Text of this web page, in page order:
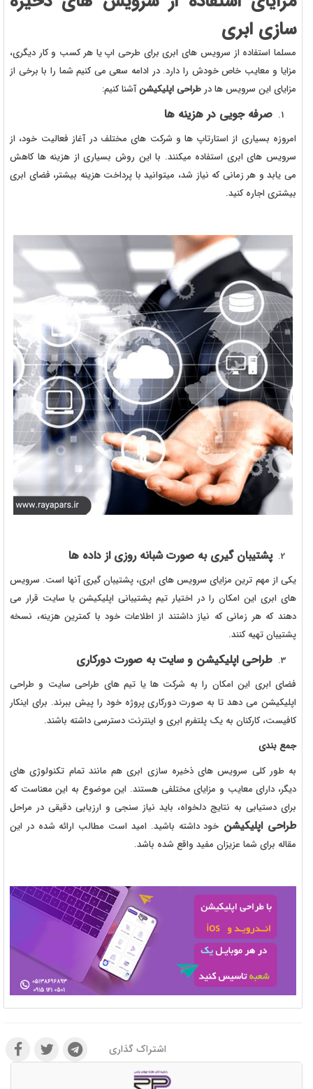
سازی ابری
مسلما استفاده از سرویس های ابری برای طرحی اپ یا هر کسب و کار دیگری،
مزایا و معایب خاص خودش را دارد. در ادامه سعی می کنیم شما را با برخی از
مزایای این سرویس ها در طراحی اپلیکیشنآشنا کنیم:
صرفه جویی در هزینه ها
امروزه بسیاری از استارتاپ ها و شرکت های مختلف در آغاز فعالیت خود، از
سرویس های ابری استفاده میکنند. با این روش بسیاری از هزینه ها کاهش
می یابد و هر زمانی که نیاز شد، میتوانید با پرداخت هزینه بیشتر، فضای ابری
بیشتری اجاره کنید.
پشتیبان گیری به صورت شبانه روزی از داده ها
یکی از مهم ترین مزایای سرویس های ابری، پشتیبان گیری آنها است. سرویس
های ابری این امکان را در اختیار تیم پشتیبانی اپلیکیشن یا سایت قرار می
دهند که هر زمانی که نیاز داشتند از اطلاعات خود با کمترین هزینه، نسخه
پشتیبان تهیه کنند.
طراحی اپلیکیشن و سایت به صورت دورکاری
فضای ابری این امکان را به شرکت ها یا تیم های طراحی سایت و طراحی
اپلیکیشن می دهد تا به صورت دورکاری پروژه خود را پیش ببرند. برای اینکار
کافیست، کارکنان به یک پلتفرم ابری و اینترنت دسترسی داشته باشند.
جمع بندی
به طور کلی سرویس های ذخیره سازی ابری هم مانند تمام تکنولوژی های
دیگر، دارای معایب و مزایای مختلفی هستند. این موضوع به این معناست که
برای دستیابی به نتایج دلخواه، باید نیاز سنجی و ارزیابی دقیقی در مراحل
طراحی اپلیکیشن خود داشته باشید. امید است مطالب ارائه شده در این
مقاله برای شما عزیزان مفید واقع شده باشد.
اشتراک گذاری